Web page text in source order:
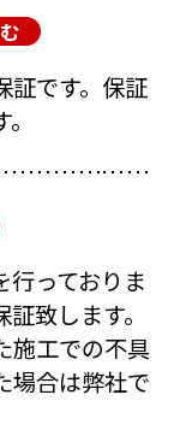
証です。保証
行っておりま
致します。
施工での不具
場合は弊社で